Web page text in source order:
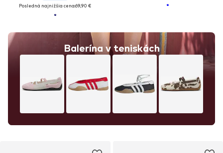
Posledná najnižšia cena:69,90 €
Balerína v teniskách